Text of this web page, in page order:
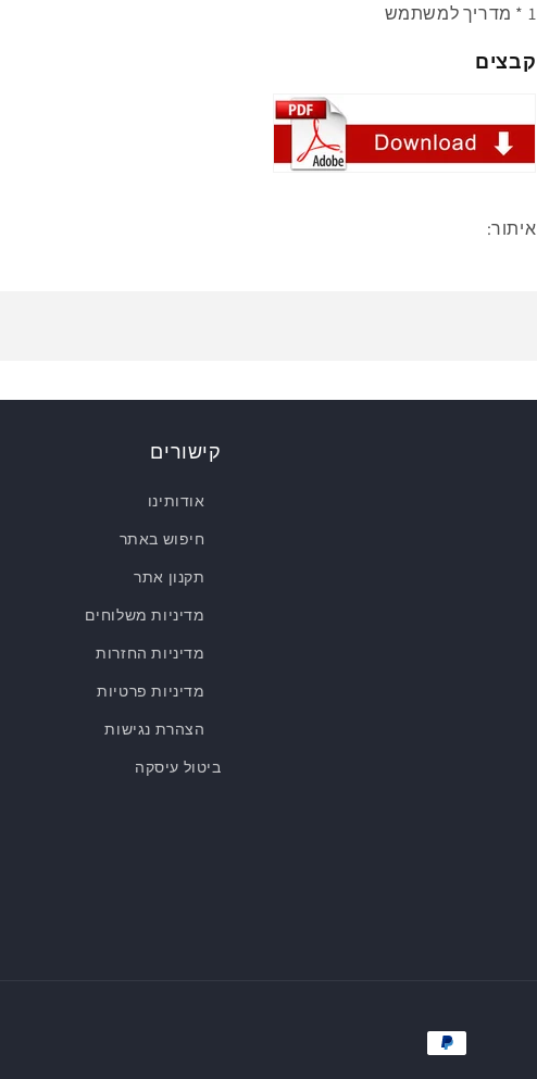
1 * מדריך למשתמש
קבצים
איתור:
קישורים
אודותינו
חיפוש באתר
תקנון אתר
מדיניות משלוחים
מדיניות החזרות
מדיניות פרטיות
הצהרת נגישות
ביטול עיסקה